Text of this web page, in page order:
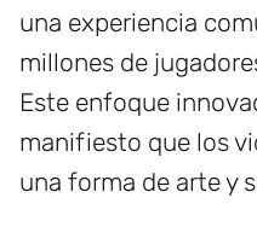
una experiencia
millones de
Este enfoque
manifiesto que los
una forma de arte y